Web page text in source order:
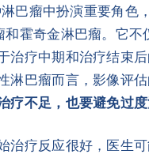
巴瘤中扮演重要角色
和霍奇金淋巴瘤。它不
治疗中期和治疗结束
淋巴瘤而言，影像评
疗不足，也要避免过
治疗反应很好，医生